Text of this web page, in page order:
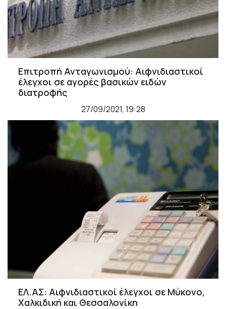
Επιτροπή Ανταγωνισμού: Αιφνιδιαστικοί
έλεγχοι σε αγορές βασικών ειδών
διατροφής
27/09/2021, 19:28
ΕΛ.ΑΣ: Αιφνιδιαστικοί έλεγχοι σε Μύκονο,
Χαλκιδική και Θεσσαλονίκη